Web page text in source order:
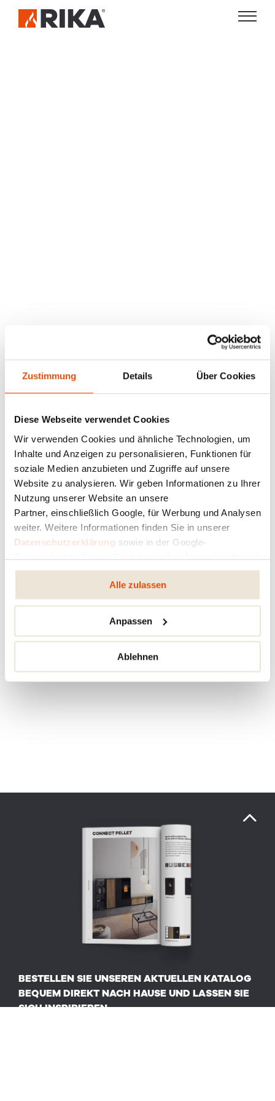
Zustimmung Details Über Cookies
Diese Webseite verwendet Cookies
Wir verwenden Cookies und ähnliche Technologien, um
Inhalte und Anzeigen zu personalisieren, Funktionen für
soziale Medien anzubieten und Zugriffe auf unsere
Website zu analysieren. Wir geben Informationen zu Ihrer
Nutzung unserer Website an unsere
Partner, einschließlich Google, für Werbung und Analysen
weiter. Weitere Informationen finden Sie in unserer
Datenschutzerklärung sowie in der Google-
Datenschutzerklärung. Sie können Ihre Auswahl jederzeit
ändern oder widerrufen.
Alle zulassen
Anpassen
Ablehnen
BESTELLEN SIE UNSEREN AKTUELLEN KATALOG
BEQUEM DIREKT NACH HAUSE UND LASSEN SIE
SICH INSPIRIEREN.